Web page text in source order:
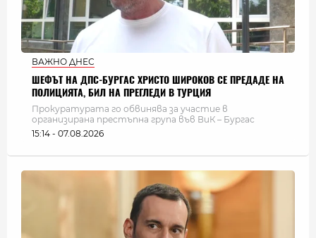
ВАЖНО ДНЕС
ШЕФЪТ НА ДПС-БУРГАС ХРИСТО ШИРОКОВ СЕ ПРЕДАДЕ НА
ПОЛИЦИЯТА, БИЛ НА ПРЕГЛЕДИ В ТУРЦИЯ
Прокуратурата го обвинява за участие в
организирана престъпна група във ВиК – Бургас
15:14 - 07.08.2026